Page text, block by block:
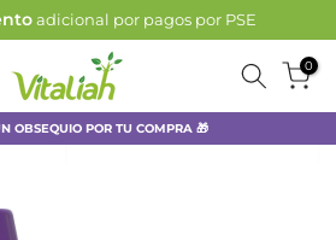
garantizadas
0
OBSEQUIO POR TU COMPRA 🎁